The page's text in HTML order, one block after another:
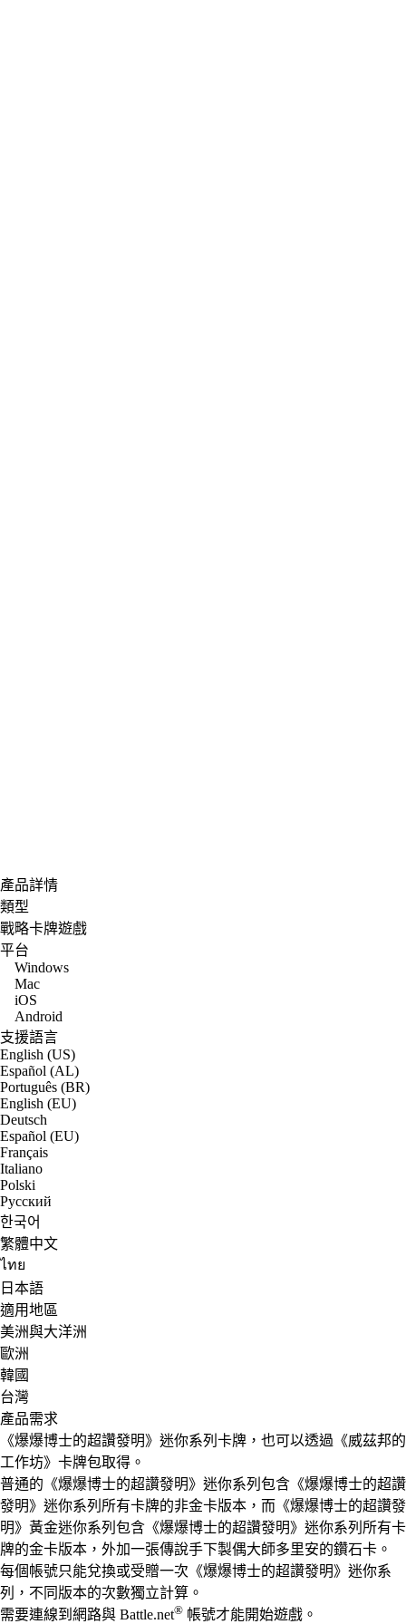
產品詳情
類型
戰略卡牌遊戲
平台
Windows
Mac
iOS
Android
支援語言
English (US)
Español (AL)
Português (BR)
English (EU)
Deutsch
Español (EU)
Français
Italiano
Polski
Русский
한국어
繁體中文
ไทย
日本語
適用地區
美洲與大洋洲
歐洲
韓國
台灣
產品需求
《爆爆博士的超讚發明》迷你系列卡牌，也可以透過《威茲邦的
工作坊》卡牌包取得。
普通的《爆爆博士的超讚發明》迷你系列包含《爆爆博士的超讚
發明》迷你系列所有卡牌的非金卡版本，而《爆爆博士的超讚發
明》黃金迷你系列包含《爆爆博士的超讚發明》迷你系列所有卡
牌的金卡版本，外加一張傳說手下製偶大師多里安的鑽石卡。
每個帳號只能兌換或受贈一次《爆爆博士的超讚發明》迷你系
列，不同版本的次數獨立計算。
需要連線到網路與 Battle.net® 帳號才能開始遊戲。